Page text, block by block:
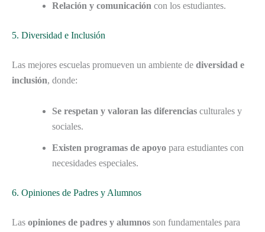
Relación y comunicación con los estudiantes.
5. Diversidad e Inclusión
Las mejores escuelas promueven un ambiente de diversidad e
inclusión, donde:
Se respetan y valoran las diferencias culturales y
sociales.
Existen programas de apoyo para estudiantes con
necesidades especiales.
6. Opiniones de Padres y Alumnos
Las opiniones de padres y alumnos son fundamentales para